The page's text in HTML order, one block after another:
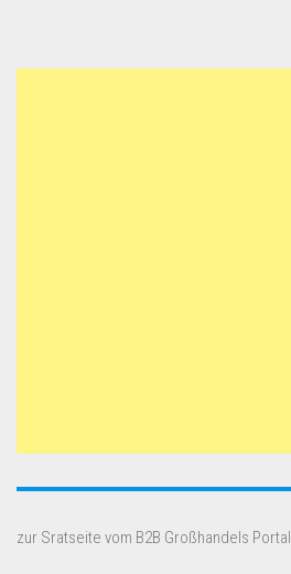
zur Sratseite vom B2B Großhandels Portal